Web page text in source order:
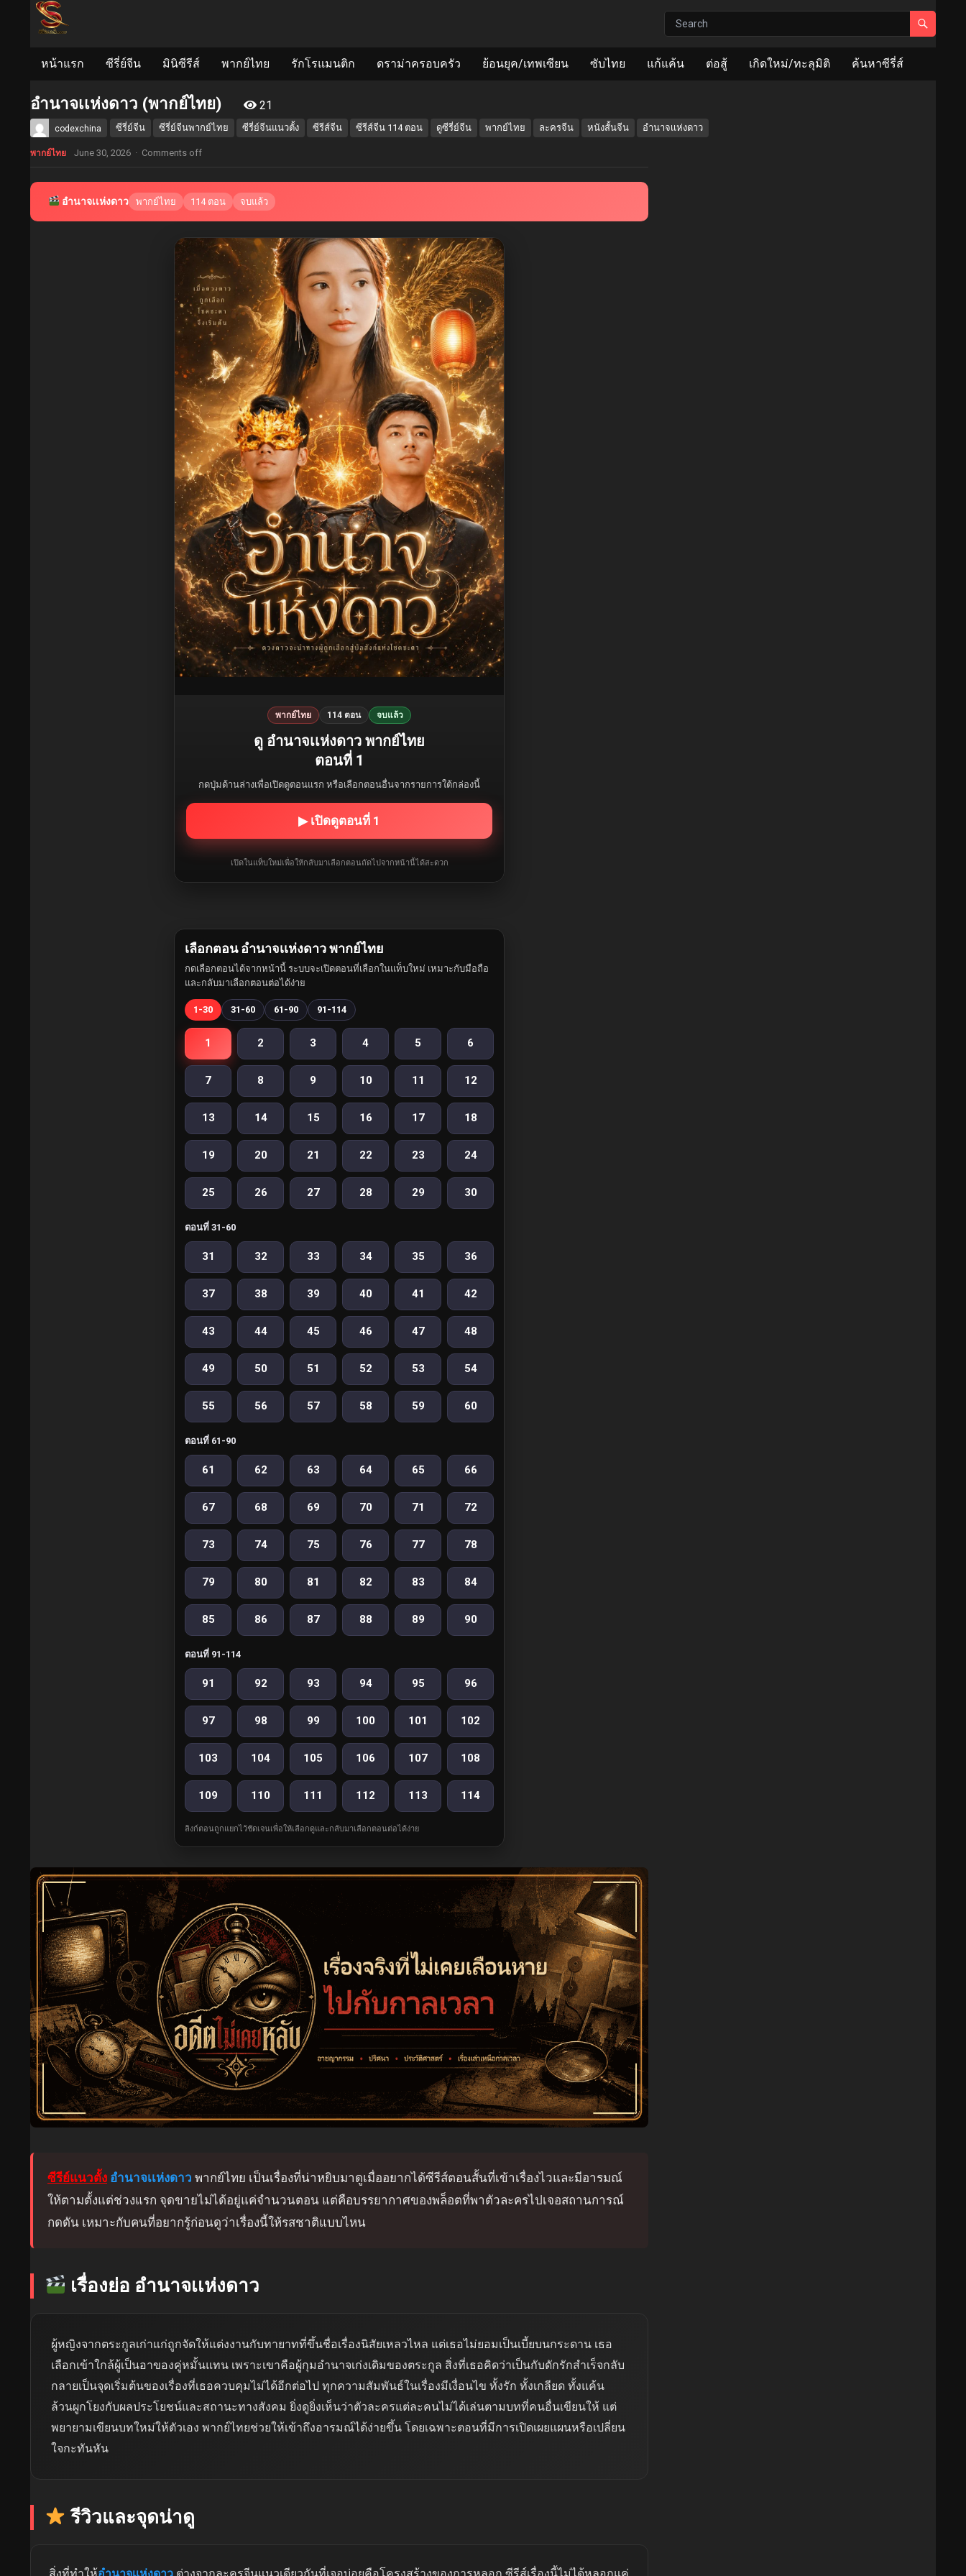
หน้าแรก ซีรี่ย์จีน มินิซีรีส์ พากย์ไทย รักโรแมนติก ดราม่าครอบครัว ย้อนยุค/เทพเซียน ซับไทย แก้แค้น ต่อสู้ เกิดใหม่/ทะลุมิติ ค้นหาซีรี่ส์
อำนาจเเห่งดาว (พากย์ไทย) 21
codexchina ซีรี่ย์จีน ซีรี่ย์จีนพากย์ไทย ซีรี่ย์จีนแนวตั้ง ซีรีส์จีน ซีรีส์จีน 114 ตอน ดูซีรี่ย์จีน พากย์ไทย ละครจีน หนังสั้นจีน อำนาจเเห่งดาว
พากย์ไทย June 30, 2026 · Comments off
อำนาจเเห่งดาว พากย์ไทย 114 ตอน จบแล้ว
พากย์ไทย 114 ตอน จบแล้ว
ดู อำนาจเเห่งดาว พากย์ไทย
ตอนที่ 1
กดปุ่มด้านล่างเพื่อเปิดดูตอนแรก หรือเลือกตอนอื่นจากรายการใต้กล่องนี้
▶ เปิดดูตอนที่ 1
เปิดในแท็บใหม่เพื่อให้กลับมาเลือกตอนถัดไปจากหน้านี้ได้สะดวก
เลือกตอน อำนาจเเห่งดาว พากย์ไทย
กดเลือกตอนได้จากหน้านี้ ระบบจะเปิดตอนที่เลือกในแท็บใหม่ เหมาะกับมือถือ
และกลับมาเลือกตอนต่อได้ง่าย
1-30 31-60 61-90 91-114
1 2 3 4 5 6
7 8 9 10 11 12
13 14 15 16 17 18
19 20 21 22 23 24
25 26 27 28 29 30
ตอนที่ 31-60
31 32 33 34 35 36
37 38 39 40 41 42
43 44 45 46 47 48
49 50 51 52 53 54
55 56 57 58 59 60
ตอนที่ 61-90
61 62 63 64 65 66
67 68 69 70 71 72
73 74 75 76 77 78
79 80 81 82 83 84
85 86 87 88 89 90
ตอนที่ 91-114
91 92 93 94 95 96
97 98 99 100 101 102
103 104 105 106 107 108
109 110 111 112 113 114
ลิงก์ตอนถูกแยกไว้ชัดเจนเพื่อให้เลือกดูและกลับมาเลือกตอนต่อได้ง่าย
ซีรีย์แนวตั้ง อำนาจเเห่งดาว พากย์ไทย เป็นเรื่องที่น่าหยิบมาดูเมื่ออยากได้ซีรีส์ตอนสั้นที่เข้าเรื่องไวและมีอารมณ์
ให้ตามตั้งแต่ช่วงแรก จุดขายไม่ได้อยู่แค่จำนวนตอน แต่คือบรรยากาศของพล็อตที่พาตัวละครไปเจอสถานการณ์
กดดัน เหมาะกับคนที่อยากรู้ก่อนดูว่าเรื่องนี้ให้รสชาติแบบไหน
เรื่องย่อ อำนาจเเห่งดาว
ผู้หญิงจากตระกูลเก่าแก่ถูกจัดให้แต่งงานกับทายาทที่ขึ้นชื่อเรื่องนิสัยเหลวไหล แต่เธอไม่ยอมเป็นเบี้ยบนกระดาน เธอ
เลือกเข้าใกล้ผู้เป็นอาของคู่หมั้นแทน เพราะเขาคือผู้กุมอำนาจเก่งเดิมของตระกูล สิ่งที่เธอคิดว่าเป็นกับดักรักสำเร็จกลับ
กลายเป็นจุดเริ่มต้นของเรื่องที่เธอควบคุมไม่ได้อีกต่อไป ทุกความสัมพันธ์ในเรื่องมีเงื่อนไข ทั้งรัก ทั้งเกลียด ทั้งแค้น
ล้วนผูกโยงกับผลประโยชน์และสถานะทางสังคม ยิ่งดูยิ่งเห็นว่าตัวละครแต่ละคนไม่ได้เล่นตามบทที่คนอื่นเขียนให้ แต่
พยายามเขียนบทใหม่ให้ตัวเอง พากย์ไทยช่วยให้เข้าถึงอารมณ์ได้ง่ายขึ้น โดยเฉพาะตอนที่มีการเปิดเผยแผนหรือเปลี่ยน
ใจกะทันหัน
รีวิวและจุดน่าดู
สิ่งที่ทำให้อำนาจเเห่งดาว ต่างจากละครจีนแนวเดียวกันที่เจอบ่อยคือโครงสร้างของการหลอก ซีรีส์เรื่องนี้ไม่ได้หลอกแค่